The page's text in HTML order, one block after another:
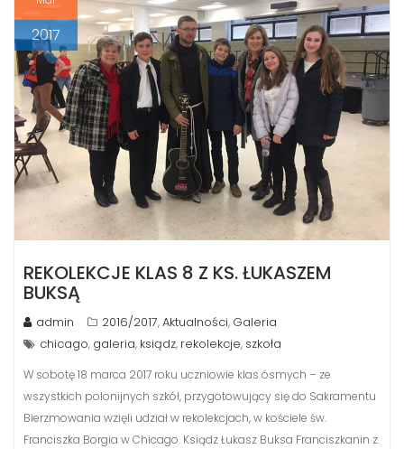
2017
REKOLEKCJE KLAS 8 Z KS. ŁUKASZEM
BUKSĄ
admin 2016/2017,Aktualności, Galeria
chicago, galeria, ksiądz, rekolekcje, szkoła
W sobotę 18 marca 2017 roku uczniowie klas ósmych – ze
wszystkich polonijnych szkół, przygotowujący się do Sakramentu
Bierzmowania wzięli udział w rekolekcjach, w kościele św.
Franciszka Borgia w Chicago. Ksiądz Łukasz Buksa Franciszkanin z